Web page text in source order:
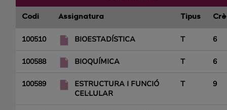
Codi Assignatura Tipus
100510 BIOESTADÍSTICA T 6
100588 BIOQUÍMICA T 6
100589
ESTRUCTURA I FUNCIÓ
CEL·LULAR
T 9